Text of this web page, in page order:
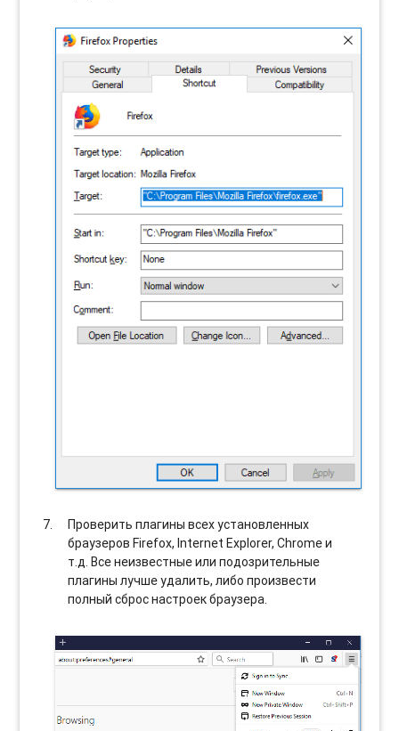
Проверить плагины всех установленных
браузеров Firefox, Internet Explorer, Chrome и
т.д. Все неизвестные или подозрительные
плагины лучше удалить, либо произвести
полный сброс настроек браузера.